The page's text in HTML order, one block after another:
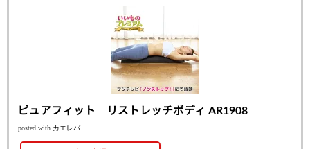
ピュアフィット リストレッチボディ AR1908
posted with カエレバ